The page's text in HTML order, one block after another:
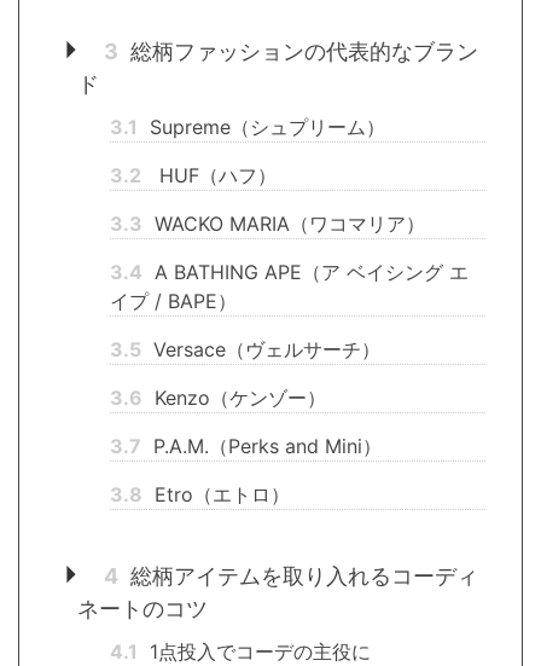
3 総柄ファッションの代表的なブラン
ド
3.1
Supreme（シュプリーム）
3.2
HUF（ハフ）
3.3 WACKO MARIA（ワコマリア）
3.4 A BATHING APE（ア ベイシング エ
イプ / BAPE）
3.5 Versace（ヴェルサーチ）
3.6 Kenzo（ケンゾー）
3.7 P.A.M.（Perks and Mini）
3.8 Etro（エトロ）
4 総柄アイテムを取り入れるコーディ
ネートのコツ
4.1
1点投入でコーデの主役に